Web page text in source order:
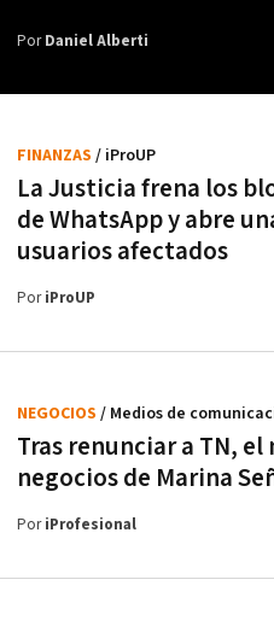
PorDaniel Alberti
La Justicia frena los
de WhatsApp y abre
usuarios afectados
FINANZAS / iProUP
PoriProUP
Tras renunciar a TN,
negocios de Marina
NEGOCIOS / Medios de
PoriProfesional